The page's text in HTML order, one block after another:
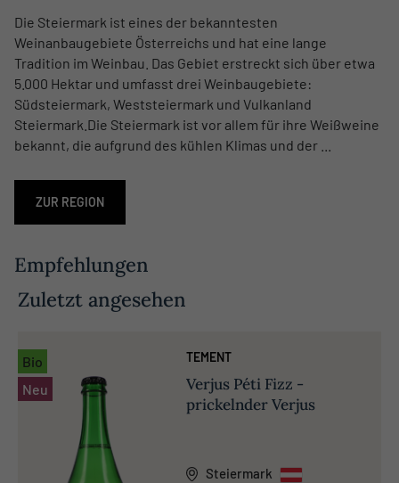
Die Steiermark ist eines der bekanntesten
Weinanbaugebiete Österreichs und hat eine lange
Tradition im Weinbau. Das Gebiet erstreckt sich über etwa
5.000 Hektar und umfasst drei Weinbaugebiete:
Südsteiermark, Weststeiermark und Vulkanland
Steiermark.Die Steiermark ist vor allem für ihre Weißweine
bekannt, die aufgrund des kühlen Klimas und der ...
ZUR REGION
Empfehlungen
Zuletzt angesehen
Bio
Neu
TEMENT
Verjus Péti Fizz -
prickelnder Verjus
Steiermark